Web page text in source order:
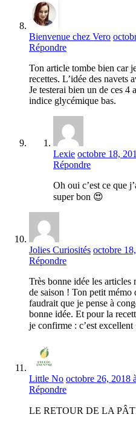
Bienvenue chez Vero
Répondre
Ton article tombe bien car
recettes. L’idée des navets
Je testerai bien un de ces 4
indice glycémique bas.
Lexie octobre 18,
Répondre
Oh oui c’est ce que
super bon 😍
Jolies Curiosités octobre
Répondre
Très bonne idée les articles
de saison ! Ton petit mémo
faudrait que je pense à
bonne idée. Et pour la
je confirme : c’est excellent
Little No octobre 26, 2018
Répondre
LE RETOUR DE LA